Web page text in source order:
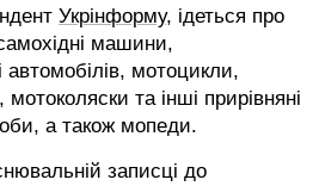
Укрінформу, ідеться про
машини,
автомобілів, мотоцикли,
та інші прирівняні
а також мопеди.
записці до